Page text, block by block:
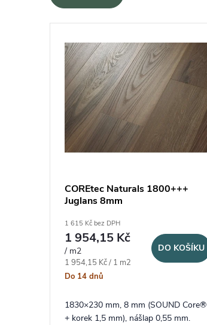
COREtec Naturals 1800+++
Juglans 8mm
1 615 Kč bez DPH
1 954,15 Kč
/ m2
Měrná cena:
1 954,15 Kč / 1 m2
Do 14 dnů
DO KOŠÍKU
1830×230 mm, 8 mm (SOUND Core®
+ korek 1,5 mm), nášlap 0,55 mm.